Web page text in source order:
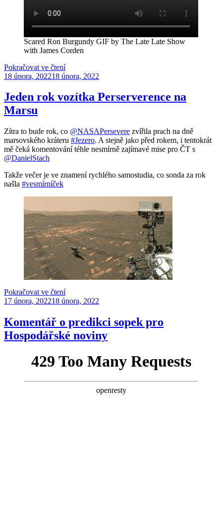
Scared Ron Burgundy GIF by The Late Late Show
with James Corden
Pokračovat ve čtení„Kdy
nás
Yellowstone?“
Publikováno
18 února, 202218 února, 2022
Jeden rok vozítka Perserverence na
Marsu
Zítra to bude rok, co @NASAPersevere zvířila prach na dně
marsovského kráteru #Jezero. A stejně jako před rokem, i tentokrát
mě čeká komentování téhle nesmírně zajímavé mise pro ČT s
@DanielStach
Takže večer je ve znamení rychlého samostudia, co sonda za rok
našla #vesmírníček
Pokračovat ve čtení„Jeden
rok
Perserverence
na
Marsu“
Publikováno
17 února, 202218 února, 2022
Komentář o predikci sopek pro
Hospodářské noviny